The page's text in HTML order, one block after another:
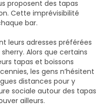
proposent des tapas
Cette imprévisibilité
bar.
leurs adresses préférées
Alors que certains
tapas et boissons
les gens n’hésitent
distances pour y
sociale autour des tapas
ailleurs.